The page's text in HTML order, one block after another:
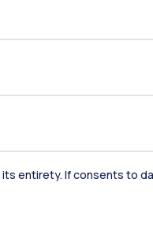
entirety. If consents